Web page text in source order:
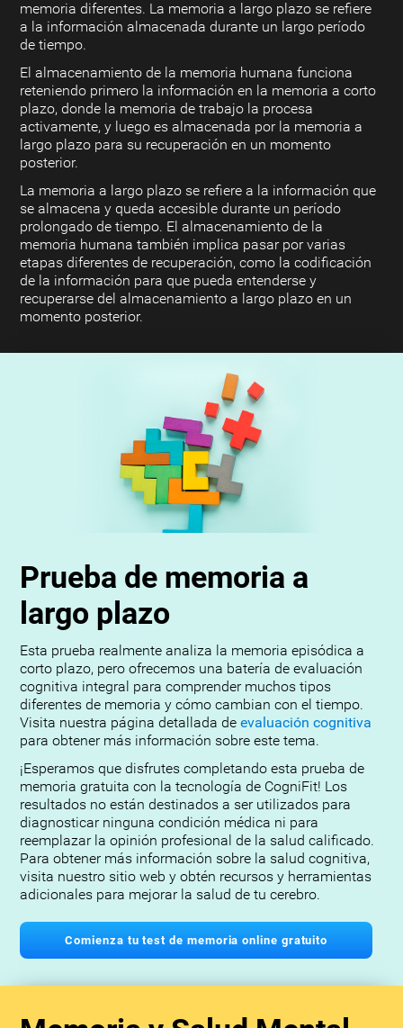
memoria diferentes. La memoria a largo plazo se refiere
a la información almacenada durante un largo período
de tiempo.
El almacenamiento de la memoria humana funciona
reteniendo primero la información en la memoria a corto
plazo, donde la memoria de trabajo la procesa
activamente, y luego es almacenada por la memoria a
largo plazo para su recuperación en un momento
posterior.
La memoria a largo plazo se refiere a la información que
se almacena y queda accesible durante un período
prolongado de tiempo. El almacenamiento de la
memoria humana también implica pasar por varias
etapas diferentes de recuperación, como la codificación
de la información para que pueda entenderse y
recuperarse del almacenamiento a largo plazo en un
momento posterior.
Prueba de memoria a
largo plazo
Esta prueba realmente analiza la memoria episódica a
corto plazo, pero ofrecemos una batería de evaluación
cognitiva integral para comprender muchos tipos
diferentes de memoria y cómo cambian con el tiempo.
Visita nuestra página detallada deevaluación cognitiva
para obtener más información sobre este tema.
¡Esperamos que disfrutes completando esta prueba de
memoria gratuita con la tecnología de CogniFit! Los
resultados no están destinados a ser utilizados para
diagnosticar ninguna condición médica ni para
reemplazar la opinión profesional de la salud calificado.
Para obtener más información sobre la salud cognitiva,
visita nuestro sitio web y obtén recursos y herramientas
adicionales para mejorar la salud de tu cerebro.
Comienza tu test de memoria online gratuito